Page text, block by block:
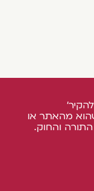
מהאתר או
והחוק.